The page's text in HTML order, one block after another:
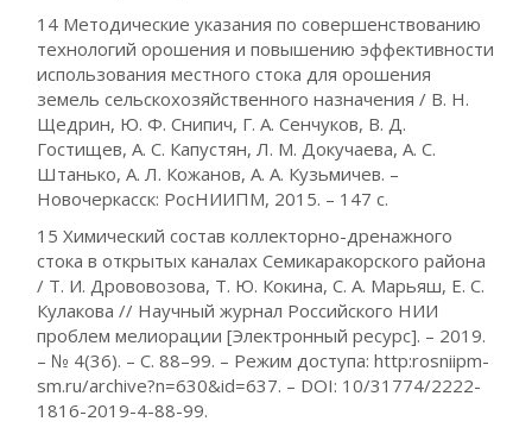
14 Методические указания по совершенствованию
технологий орошения и повышению эффективности
использования местного стока для орошения
земель сельскохозяйственного назначения / В. Н.
Щедрин, Ю. Ф. Снипич, Г. А. Сенчуков, В. Д.
Гостищев, А. С. Капустян, Л. М. Докучаева, А. С.
Штанько, А. Л. Кожанов, А. А. Кузьмичев. –
Новочеркасск: РосНИИПМ, 2015. – 147 с.
15 Химический состав коллекторно-дренажного
стока в открытых каналах Семикаракорского района
/ Т. И. Дрововозова, Т. Ю. Кокина, С. А. Марьяш, Е. С.
Кулакова // Научный журнал Российского НИИ
проблем мелиорации [Электронный ресурс]. – 2019.
– № 4(36). – С. 88–99. – Режим доступа: http:rosniipm-
sm.ru/archive?n=630&id=637. – DOI: 10/31774/2222-
1816-2019-4-88-99.